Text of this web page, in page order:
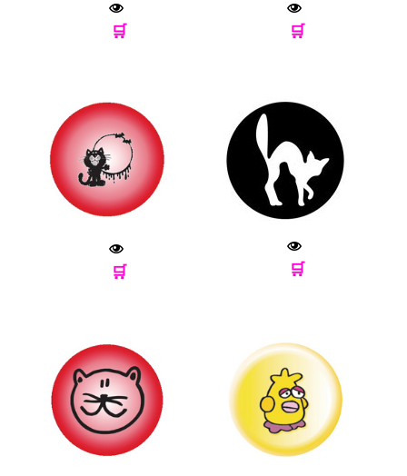
🛒 🛒
🛒 🛒